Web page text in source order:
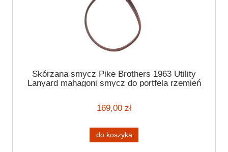
Skórzana smycz Pike Brothers 1963 Utility
Lanyard mahagoni smycz do portfela rzemień
169,00 zł
do koszyka